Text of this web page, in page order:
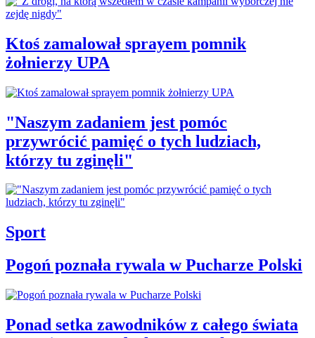
Ktoś zamalował sprayem pomnik
żołnierzy UPA
"Naszym zadaniem jest pomóc
przywrócić pamięć o tych ludziach,
którzy tu zginęli"
Sport
Pogoń poznała rywala w Pucharze Polski
Ponad setka zawodników z całego świata